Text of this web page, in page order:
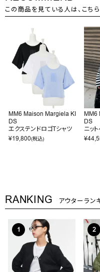
この商品を見ている人は、こち
MM6 Maison Margiela KI
DS
エクステンドロゴTシャツ
¥19,800(税込)
MM6
DS
ニッ
¥
RANKING アウターラン